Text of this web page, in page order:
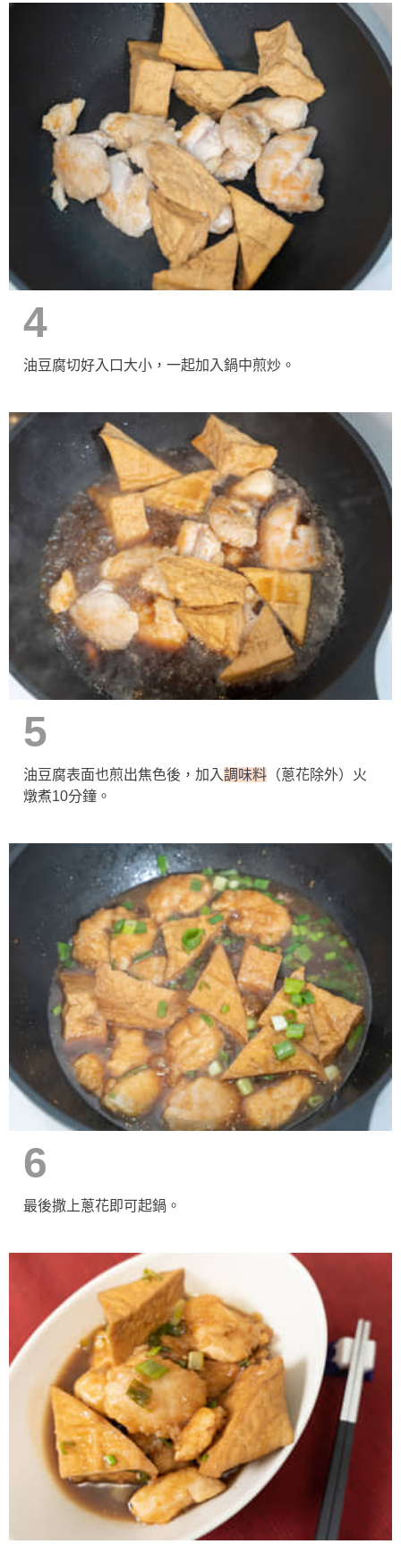
4
油豆腐切好入口大小，一起加入鍋中煎炒。
5
油豆腐表面也煎出焦色後，加入調味料 （蔥花除外）火
燉煮10分鐘。
6
最後撒上蔥花即可起鍋。